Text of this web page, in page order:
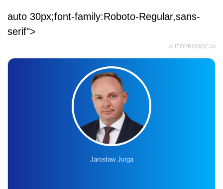
auto 30px;font-family:Roboto-Regular,sans-
serif">
AUTOPROMOCJA
Jarosław Jurga